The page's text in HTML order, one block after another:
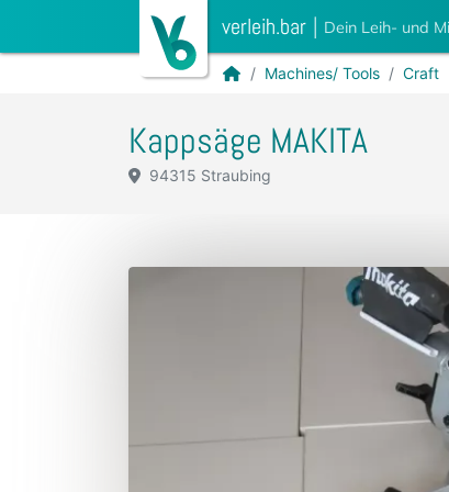
verleih.bar | Dein Leih- und
Machines/ Tools Craft
Kappsäge MAKITA
94315 Straubing